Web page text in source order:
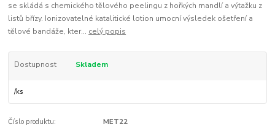
se skládá s chemického tělového peelingu z hořkých mandlí a výtažku z
listů břízy. Ionizovatelné katalitické lotion umocní výsledek ošetření a
tělové bandáže, kter... celý popis
Dostupnost Skladem
/ks
Číslo produktu: MET22